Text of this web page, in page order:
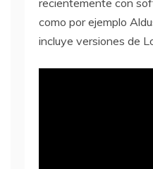
recientemente con
como por ejemplo
incluye versiones de